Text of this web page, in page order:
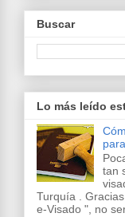
Buscar
Lo más leído
tan
Turquía .
e-Visado ", no